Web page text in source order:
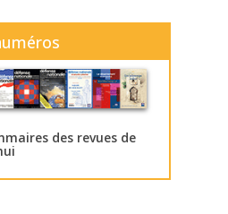
des revues de